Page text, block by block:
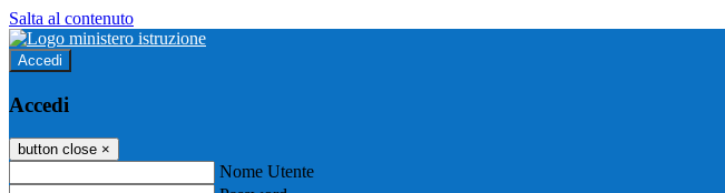
Salta al contenuto
Accedi
Accedi
button close ×
Nome Utente